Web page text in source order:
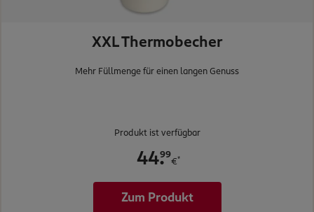
XXL Thermobecher
Mehr Füllmenge für einen langen Genuss
Produkt ist verfügbar
44.
99
€*
Zum Produkt